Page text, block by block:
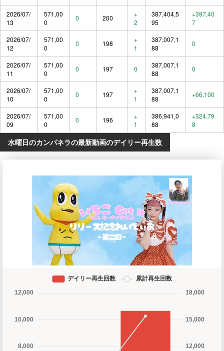
2026/07/
13
571,00
0
0 200
+
2
387,404,5
95
+397,40
7
2026/07/
12
571,00
0
0 198
+
1
387,007,1
88
0
2026/07/
11
571,00
0
0 197 0
387,007,1
88
0
2026/07/
10
571,00
0
0 197
+
1
387,007,1
88
+66,100
2026/07/
09
571,00
0
0 196
+
1
386,941,0
88
+324,79
8
水曜日のカンパネラの最新動画のデイリー再生数